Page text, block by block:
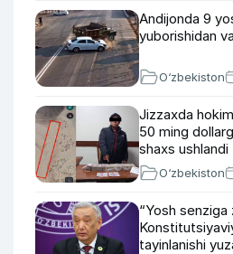
Andijonda 9
yuborishidan
O‘zbekiston
Jizzaxda
50 ming
shaxs ushlandi
O‘zbekiston
“Yosh
tayinlanishi